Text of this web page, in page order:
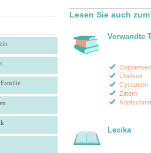
Lesen Sie auch
Verwandte
Übelkeit
Cyclamen
Zittern
Lexika